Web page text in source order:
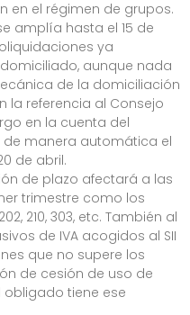
en el régimen de grupos.
amplía hasta el 15 de
ya
aunque nada
de la domiciliación
la referencia al Consejo
en la cuenta del
de manera automática el
de abril.
de plazo afectará a las
trimestre como los
202, 210, 303, etc. También al
de IVA acogidos al SII
que no supere los
de cesión de uso de
obligado tiene ese